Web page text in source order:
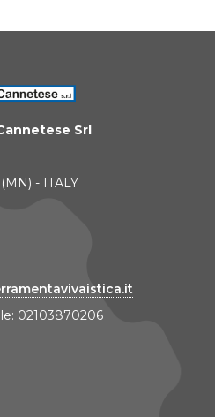
Srl
- ITALY
02103870206